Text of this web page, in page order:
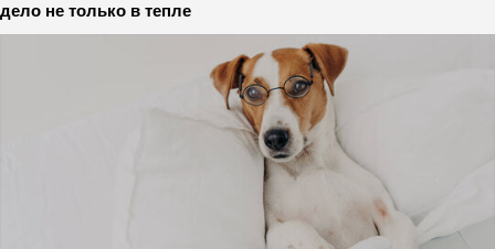
дело не только в тепле